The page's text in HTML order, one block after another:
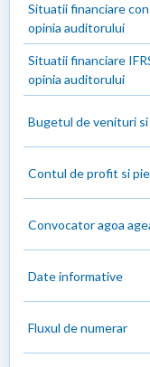
Situatii financiare
opinia auditorului
Situatii financiare
opinia auditorului
Bugetul de venituri
Contul de profit si
Convocator agoa
Date informative
Fluxul de numerar